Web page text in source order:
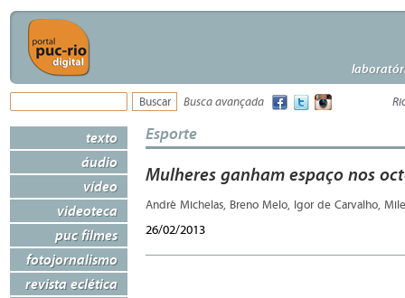
Busca avançada
texto
áudio
vídeo
videoteca
puc filmes
fotojornalismo
revista eclética
Esporte
Mulheres ganham espaço nos
André Michelas, Breno Melo, Igor de Carvalho,
26/02/2013